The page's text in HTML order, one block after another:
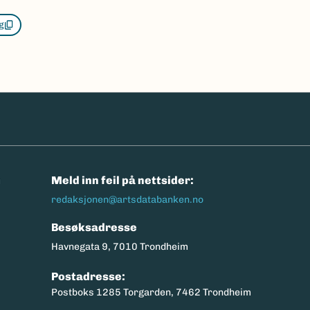
Meld inn feil på nettsider:
redaksjonen@artsdatabanken.no
Besøksadresse
Havnegata 9, 7010 Trondheim
Postadresse:
Postboks 1285 Torgarden, 7462 Trondheim